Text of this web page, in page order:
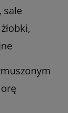
sale